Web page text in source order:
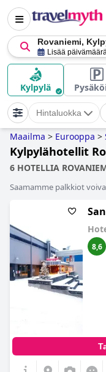
Rovaniemi,
Lisää
Kylpylä
Hintaluokka
Maailma > Eurooppa >
Kylpylähotellit
6 HOTELLIA
Saamamme palkkiot
8,6